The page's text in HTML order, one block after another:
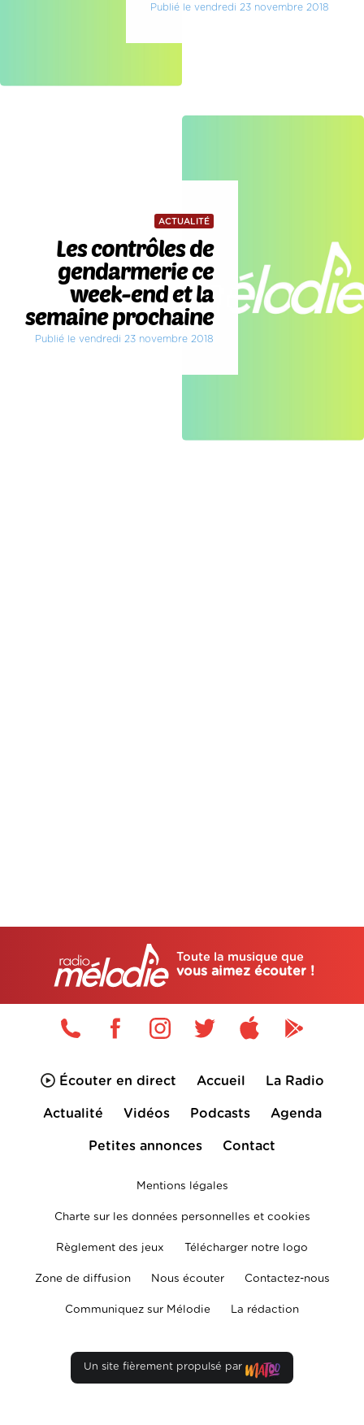
Publié le vendredi 23 novembre 2018
ACTUALITÉ
Les contrôles de
gendarmerie ce
week-end et la
semaine prochaine
Publié le vendredi 23 novembre 2018
Toute la musique que
vous aimez écouter !
Écouter en direct Accueil La Radio
Actualité Vidéos Podcasts Agenda
Petites annonces Contact
Mentions légales
Charte sur les données personnelles et cookies
Règlement des jeux Télécharger notre logo
Zone de diffusion Nous écouter Contactez-nous
Communiquez sur Mélodie La rédaction
Un site fièrement propulsé par